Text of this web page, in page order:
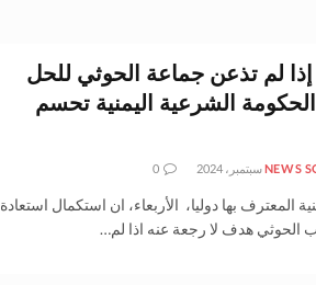
لم تذعن جماعة الحوثي للحل
الشرعية اليمنية تحسم
NEWS
0
المعترف بها دوليا، الأربعاء، ان استكمال استعادة
الحوثي هدف لا رجعة عنه اذا لم…